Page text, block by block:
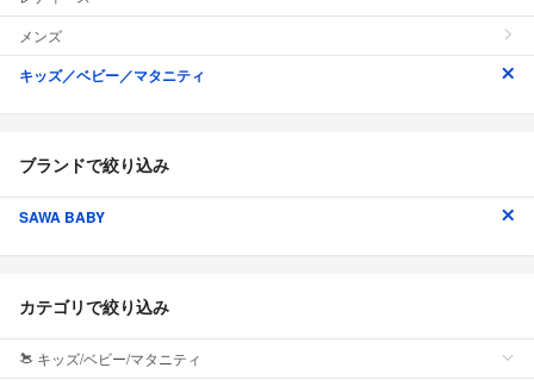
メンズ
キッズ／ベビー／マタニティ
ブランドで絞り込み
SAWA BABY
カテゴリで絞り込み
キッズ/ベビー/マタニティ